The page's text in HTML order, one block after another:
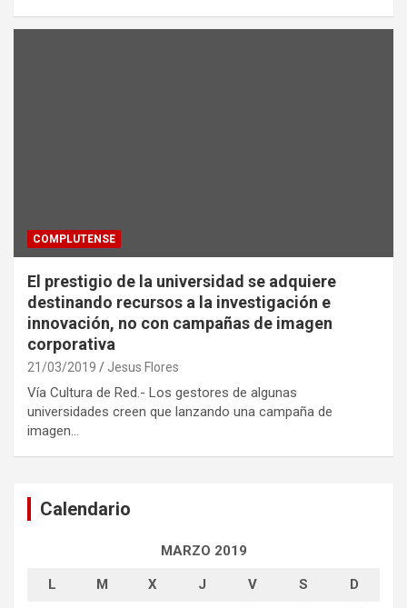
COMPLUTENSE
El prestigio de la universidad se adquiere
destinando recursos a la investigación e
innovación, no con campañas de imagen
corporativa
21/03/2019 Jesus Flores
Vía Cultura de Red.- Los gestores de algunas
universidades creen que lanzando una campaña de
imagen…
Calendario
MARZO 2019
L M X J V S D